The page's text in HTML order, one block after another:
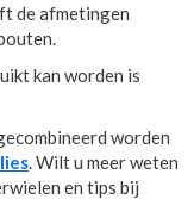
de afmetingen
kan worden is
worden
. Wilt u meer weten
en tips bij